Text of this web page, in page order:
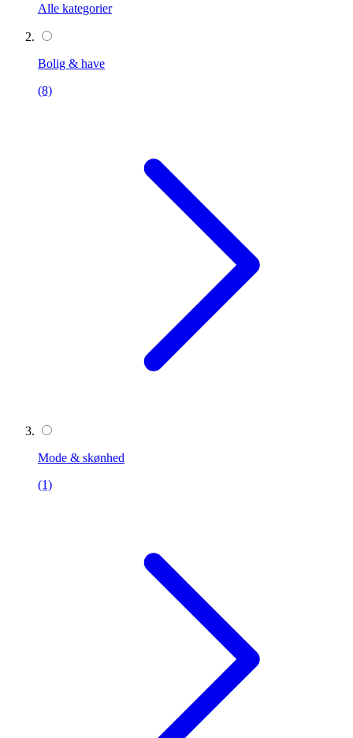
Alle kategorier
Bolig & have
(8)
Mode & skønhed
(1)